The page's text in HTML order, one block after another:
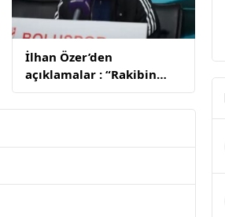
İlhan Özer’den
açıklamalar : “Rakibin
baskısına cevap
veremedik”